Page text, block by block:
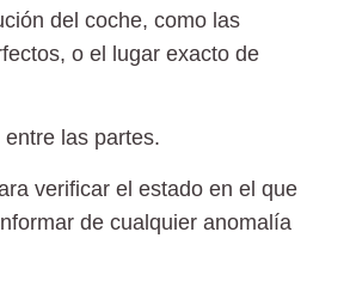
del coche, como las
o el lugar exacto de
las partes.
verificar el estado en el que
de cualquier anomalía